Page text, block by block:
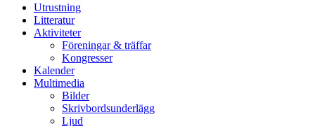
Utrustning
Litteratur
Aktiviteter
Föreningar & träffar
Kongresser
Kalender
Multimedia
Bilder
Skrivbordsunderlägg
Ljud